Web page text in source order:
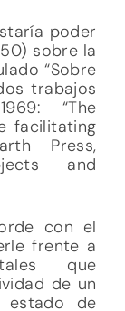
poder
sobre la
“Sobre
trabajos
“The
facilitating
Press,
and
con el
frente a
que
de un
de